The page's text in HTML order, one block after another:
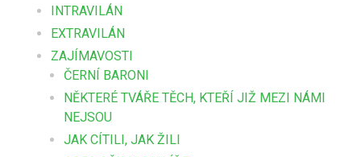
INTRAVILÁN
EXTRAVILÁN
ZAJÍMAVOSTI
ČERNÍ BARONI
NĚKTERÉ TVÁŘE TĚCH, KTEŘÍ JIŽ MEZI NÁMI
NEJSOU
JAK CÍTILI, JAK ŽILI